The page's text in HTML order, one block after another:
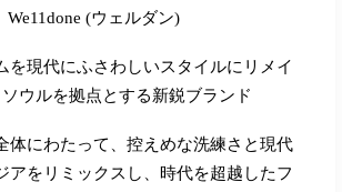
We11done (ウェルダン)
を現代にふさわしいスタイルにリメイ
ウルを拠点とする新鋭ブランド
体にわたって、控えめな洗練さと現代
アをリミックスし、時代を超越したフ